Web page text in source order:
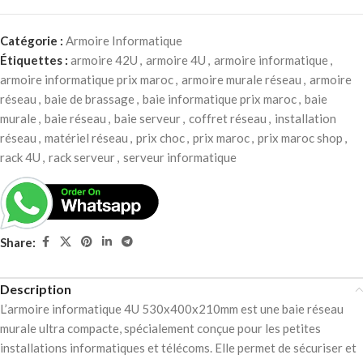
Catégorie : Armoire Informatique
Étiquettes : armoire 42U , armoire 4U , armoire informatique,
armoire informatique prix maroc, armoire murale réseau , armoire
réseau , baie de brassage, baie informatique prix maroc, baie
murale, baie réseau , baie serveur, coffret réseau , installation
réseau , matériel réseau , prix choc, prix maroc, prix maroc shop ,
rack 4U , rack serveur, serveur informatique
Share:
Description
L’armoire informatique 4U 530x400x210mm est une baie réseau
murale ultra compacte, spécialement conçue pour les petites
installations informatiques et télécoms. Elle permet de sécuriser et